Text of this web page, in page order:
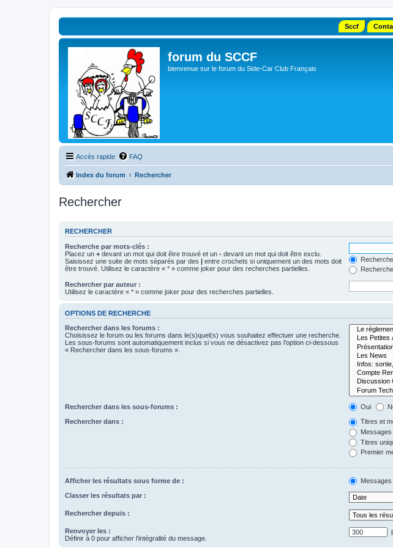
Sccf
forum du SCCF
bienvenue sur le forum du Side-Car Club Français
Accès rapide FAQ
Index du forum Rechercher
Rechercher
RECHERCHER
Recherche par mots-clés :
Placez un + devant un mot qui doit être trouvé et un - devant un mot qui doit être exclu.
Saisissez une suite de mots séparés par des | entre crochets si uniquement un des mots doit
être trouvé. Utilisez le caractère « * » comme joker pour des recherches partielles.
Rechercher par auteur :
Utilisez le caractère « * » comme joker pour des recherches partielles.
OPTIONS DE RECHERCHE
Rechercher dans les forums :
Choisissez le forum ou les forums dans le(s)quel(s) vous souhaitez effectuer une recherche.
Les sous-forums sont automatiquement inclus si vous ne désactivez pas l’option ci-dessous
« Rechercher dans les sous-forums ».
Rechercher dans les sous-forums : Oui
Rechercher dans :
Titres et
Titres
Premier
Afficher les résultats sous forme de : Messages
Classer les résultats par :
Rechercher depuis :
Renvoyer les :
Définir à 0 pour afficher l’intégralité du message.